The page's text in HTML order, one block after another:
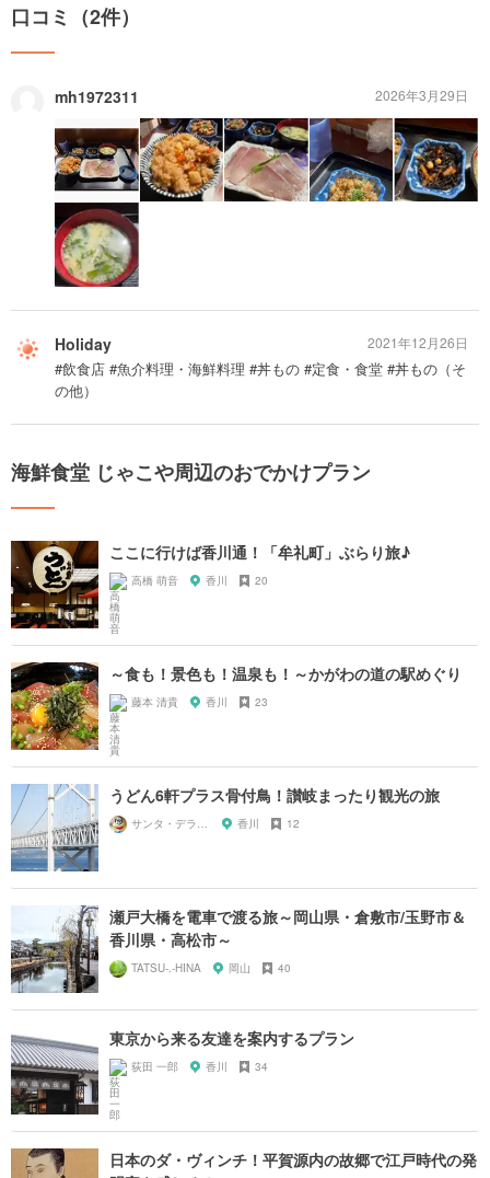
口コミ（2件）
mh1972311 2026年3月29日
Holiday
#飲食店 #魚介料理・海鮮料理 #丼もの #定食・食堂 #丼もの（そ
の他）
2021年12月26日
海鮮食堂 じゃこや周辺のおでかけプラン
ここに行けば香川通！「牟礼町」ぶらり旅♪
高橋 萌音 香川 20
～食も！景色も！温泉も！～かがわの道の駅めぐり
藤本 清貴 香川 23
うどん6軒プラス骨付鳥！讃岐まったり観光の旅
サンタ・デラックス 香川 12
瀬戸大橋を電車で渡る旅～岡山県・倉敷市/玉野市＆
香川県・高松市～
TATSU-.-HINA 岡山 40
東京から来る友達を案内するプラン
荻田 一郎 香川 34
日本のダ・ヴィンチ！平賀源内の故郷で江戸時代の発